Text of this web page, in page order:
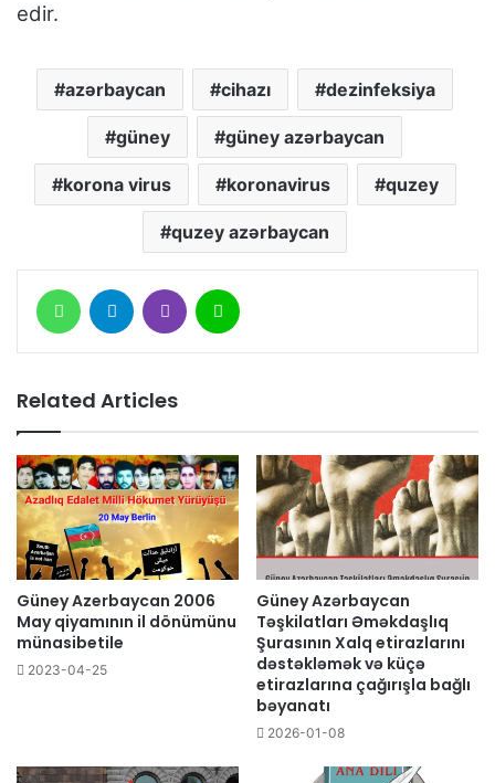
edir.
azərbaycan cihazı dezinfeksiya
güney güney azərbaycan
korona virus koronavirus quzey
quzey azərbaycan
Related Articles
Güney Azerbaycan 2006
May qiyamının il dönümünu
münasibetile
2023-04-25
Güney Azərbaycan
Təşkilatları Əməkdaşlıq
Şurasının Xalq etirazlarını
dəstəkləmək və küçə
etirazlarına çağırışla bağlı
bəyanatı
2026-01-08